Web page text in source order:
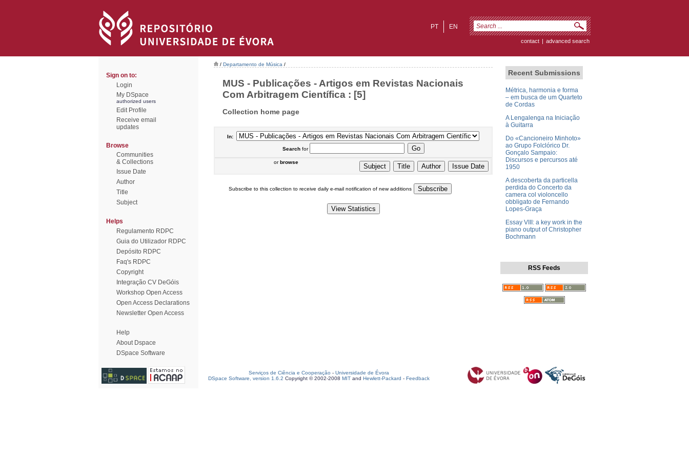
EN
PT
contact | advanced search
Sign on to:
Login
My DSpace
authorized users
Edit Profile
Receive email
updates
Browse
Communities
& Collections
Issue Date
Author
Title
Subject
Helps
Regulamento RDPC
Guia do Utilizador RDPC
Depósito RDPC
Faq's RDPC
Copyright
Integração CV DeGóis
Workshop Open Access
Open Access Declarations
Newsletter Open Access
Help
About Dspace
DSpace Software
/ Departamento de Música /
MUS - Publicações - Artigos em Revistas Nacionais
Com Arbitragem Científica : [5]
Collection home page
In:
Searchfor
orbrowse
Subscribe to this collection to receive daily e-mail notification of new additions
Recent Submissions
Métrica, harmonia e forma
– em busca de um Quarteto
de Cordas
A Lengalenga na Iniciação
à Guitarra
Do «Cancioneiro Minhoto»
ao Grupo Folclórico Dr.
Gonçalo Sampaio:
Discursos e percursos até
1950
A descoberta da particella
perdida do Concerto da
camera col violoncello
obbligato de Fernando
Lopes-Graça
Essay VIII: a key work in the
piano output of Christopher
Bochmann
RSS Feeds
Serviços de Ciência e Cooperação - Universidade de Évora
DSpace Software, version 1.6.2 Copyright © 2002-2008 MIT and Hewlett-Packard - Feedback